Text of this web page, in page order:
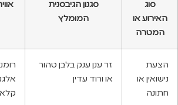
סוג
האירוע או
המטרה
סגנון הגיבסנית
המומלץ
הצעת
נישואין או
חתונה
זר ענן ענק בלבן טהור
או ורוד עדין